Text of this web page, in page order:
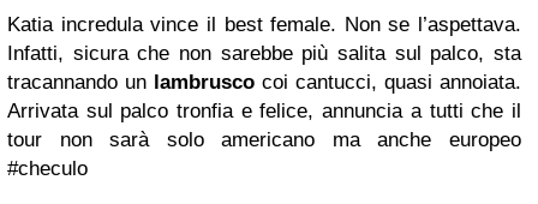
Katia incredula vince il best female. Non se l’aspettava.
Infatti, sicura che non sarebbe più salita sul palco, sta
tracannando un lambrusco coi cantucci, quasi annoiata.
Arrivata sul palco tronfia e felice, annuncia a tutti che il
tour non sarà solo americano ma anche europeo
#checulo